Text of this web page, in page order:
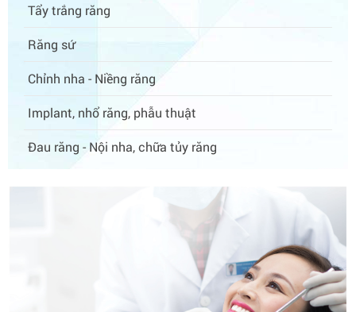
Tẩy trắng răng
Răng sứ
Chỉnh nha - Niềng răng
Implant, nhổ răng, phẫu thuật
Đau răng - Nội nha, chữa tủy răng